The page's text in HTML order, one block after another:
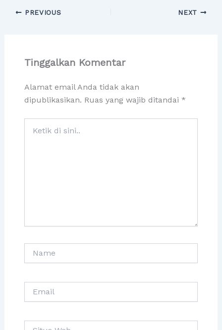
PREVIOUS NEXT
Tinggalkan Komentar
Alamat email Anda tidak akan
dipublikasikan. Ruas yang wajib ditandai *